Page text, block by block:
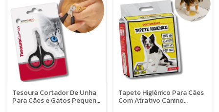
Tesoura Cortador De Unha
Para Cães e Gatos Pequeno
Tapete Higiênico Para Cães
Com Atrativo Canino